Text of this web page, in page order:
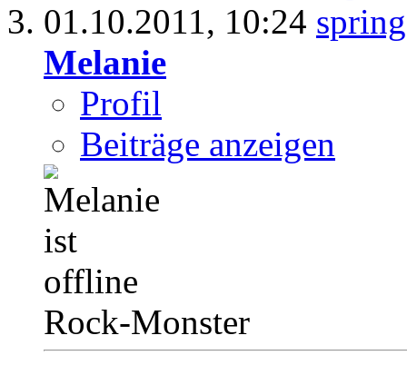
01.10.2011, 10:24
Melanie
Profil
Beiträge anzeigen
Rock-Monster